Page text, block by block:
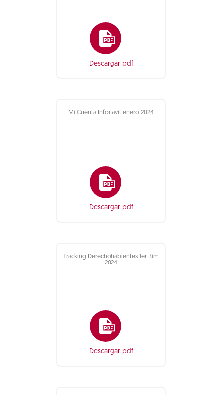
Descargar pdf
Mi Cuenta Infonavit enero 2024
Descargar pdf
Tracking Derechohabientes 1er Bim
2024
Descargar pdf